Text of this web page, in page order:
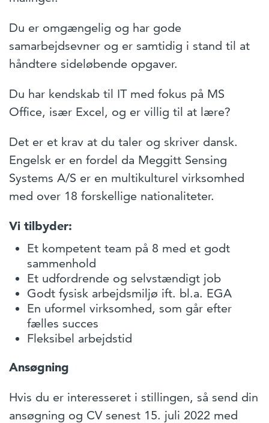
Du er omgængelig og har gode
samarbejdsevner og er samtidig i stand til at
håndtere sideløbende opgaver.
Du har kendskab til IT med fokus på MS
Office, især Excel, og er villig til at lære?
Det er et krav at du taler og skriver dansk.
Engelsk er en fordel da Meggitt Sensing
Systems A/S er en multikulturel virksomhed
med over 18 forskellige nationaliteter.
Vi tilbyder:
Et kompetent team på 8 med et godt
sammenhold
Et udfordrende og selvstændigt job
Godt fysisk arbejdsmiljø ift. bl.a. EGA
En uformel virksomhed, som går efter
fælles succes
Fleksibel arbejdstid
Ansøgning
Hvis du er interesseret i stillingen, så send din
ansøgning og CV senest 15. juli 2022 med